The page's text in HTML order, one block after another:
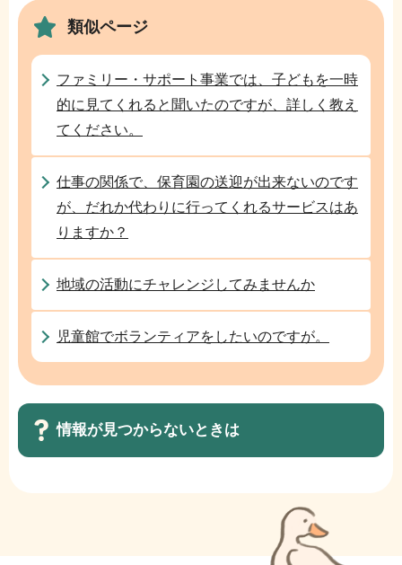
で
類似ページ
ファミリー・サポート事業では、子どもを一時
的に見てくれると聞いたのですが、詳しく教え
てください。
仕事の関係で、保育園の送迎が出来ないのです
が、だれか代わりに行ってくれるサービスはあ
りますか？
地域の活動にチャレンジしてみませんか
児童館でボランティアをしたいのですが。
情報が見つからないときは